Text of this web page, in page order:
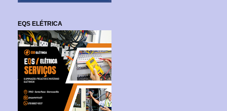
EQS ELÉTRICA